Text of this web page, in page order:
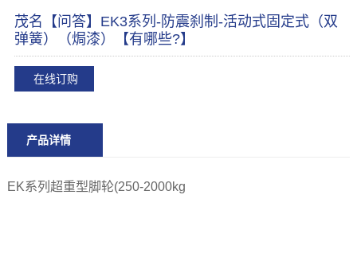
茂名【问答】EK3系列-防震刹制-活动式固定式（双
弹簧）（焗漆）【有哪些?】
在线订购
产品详情
EK系列超重型脚轮(250-2000kg